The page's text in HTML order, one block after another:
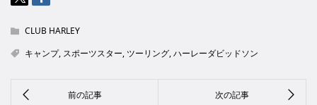
CLUB HARLEY
キャンプ, スポーツスター, ツーリング,ハーレーダビッドソン